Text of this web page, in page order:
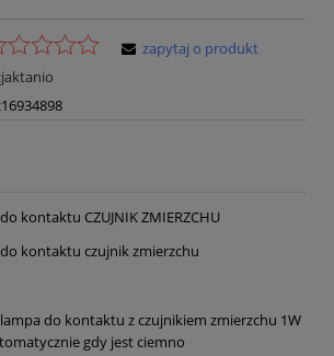
zapytaj o produkt
kontaktu CZUJNIK ZMIERZCHU
kontaktu czujnik zmierzchu
do kontaktu z czujnikiem zmierzchu 1W
gdy jest ciemno